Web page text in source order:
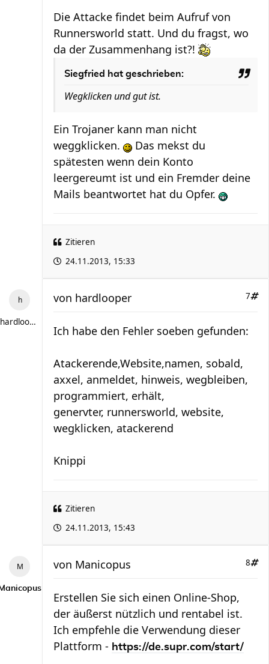
Die Attacke findet beim Aufruf von
Runnersworld statt. Und du fragst, wo
da der Zusammenhang ist?!
Siegfried hat geschrieben:
Wegklicken und gut ist.
Ein Trojaner kann man nicht
weggklicken.
Das mekst du
spätesten wenn dein Konto
leergereumt ist und ein Fremder deine
Mails beantwortet hat du Opfer.
Zitieren
24.11.2013, 15:33
hardlooper
7
von hardlooper
Ich habe den Fehler soeben gefunden:
Atackerende,Website,namen, sobald,
axxel, anmeldet, hinweis, wegbleiben,
programmiert, erhält,
genervter, runnersworld, website,
wegklicken, atackerend
Knippi
Zitieren
24.11.2013, 15:43
8
von Manicopus
Erstellen Sie sich einen Online-Shop,
der äußerst nützlich und rentabel ist.
Ich empfehle die Verwendung dieser
Plattform - https://de.supr.com/start/